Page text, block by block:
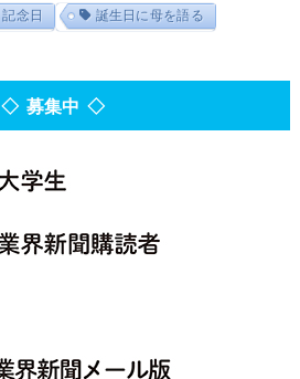
記念日 誕生日に母を語る
◇ 募集中 ◇